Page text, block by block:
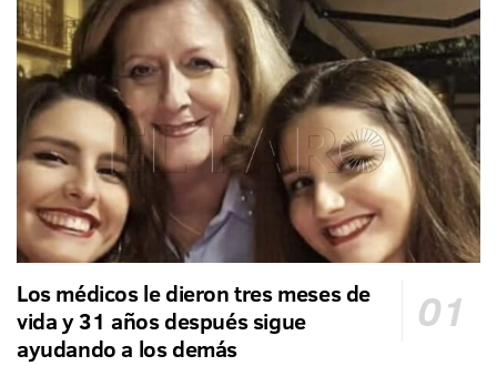
Los médicos le dieron tres meses de
vida y 31 años después sigue
ayudando a los demás